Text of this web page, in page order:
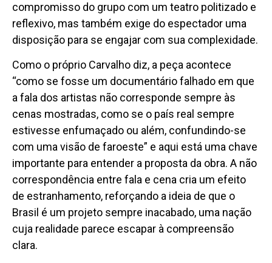
compromisso do grupo com um teatro politizado e
reflexivo, mas também exige do espectador uma
disposição para se engajar com sua complexidade.
Como o próprio Carvalho diz, a peça acontece
“como se fosse um documentário falhado em que
a fala dos artistas não corresponde sempre às
cenas mostradas, como se o país real sempre
estivesse enfumaçado ou além, confundindo-se
com uma visão de faroeste” e aqui está uma chave
importante para entender a proposta da obra. A não
correspondência entre fala e cena cria um efeito
de estranhamento, reforçando a ideia de que o
Brasil é um projeto sempre inacabado, uma nação
cuja realidade parece escapar à compreensão
clara.